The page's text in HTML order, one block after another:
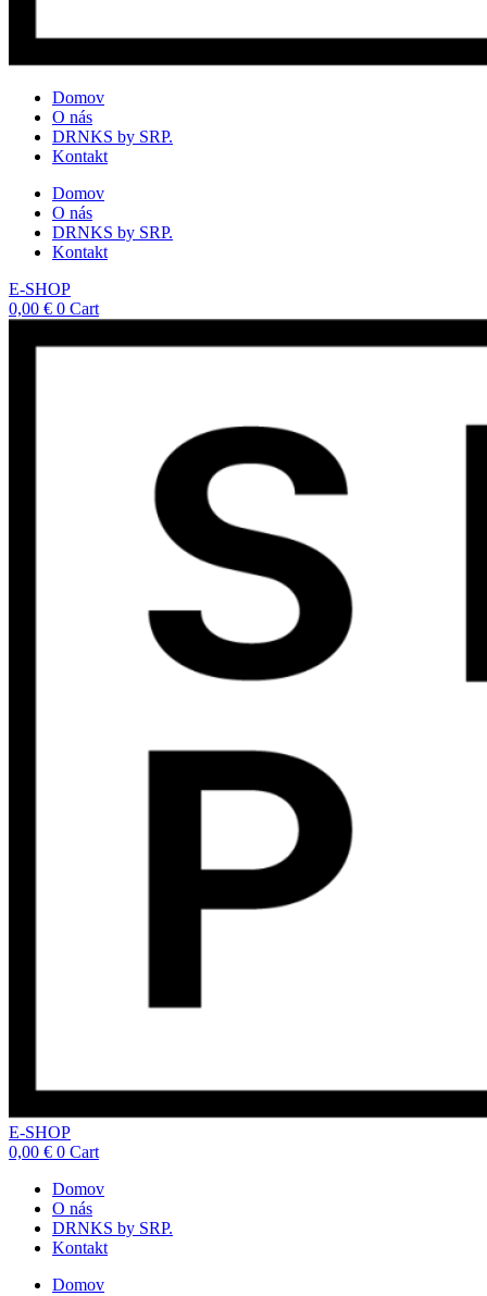
Domov
O nás
DRNKS by SRP.
Kontakt
Domov
O nás
DRNKS by SRP.
Kontakt
E-SHOP
0,00 € 0 Cart
E-SHOP
0,00 € 0 Cart
Domov
O nás
DRNKS by SRP.
Kontakt
Domov